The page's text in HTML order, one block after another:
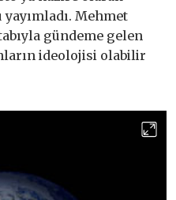
Mehmet
gündeme gelen
ideolojisi olabilir